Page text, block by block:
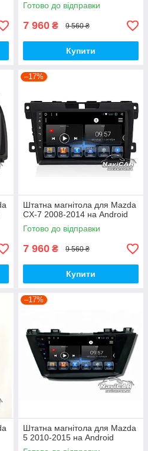
Готово до відправки
7 960 ₴ 9 560 ₴
Купити
–17%
Штатна магнітола для Mazda
CX-7 2008-2014 на Android
Готово до відправки
7 960 ₴ 9 560 ₴
Купити
–17%
Штатна магнітола для Mazda
5 2010-2015 на Android